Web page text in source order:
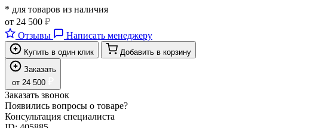
* для товаров из наличия
от 24 500 ₽
Отзывы
Написать менеджеру
Купить в один клик
Добавить в корзину
Заказать
от 24 500
Заказать звонок
Появились вопросы о товаре?
Консультация специалиста